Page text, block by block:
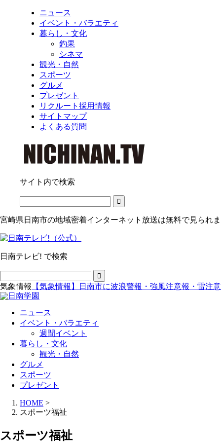
ニュース
イベント・バラエティ
暮らし・文化
釣果
シネマ
観光・自然
スポーツ
グルメ
プレゼント
リクルート採用情報
サイトマップ
よくある質問
サイト内で検索
宮崎県日南市の地域密着インターネット放送は無料で見られ
日南テレビ! で検索
気象情報 【気象情報】日南市に波浪警報・強風注意報・雷注
ニュース
イベント・バラエティ
週間イベント
暮らし・文化
観光・自然
グルメ
スポーツ
プレゼント
HOME >
スポーツ福祉
スポーツ福祉